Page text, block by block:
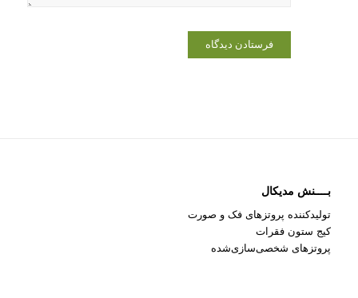
بــــنش مدیکال
تولیدکننده پروتزهای فک و صورت
کیج ستون فقرات
پروتزهای شخصی‌سازی‌شده